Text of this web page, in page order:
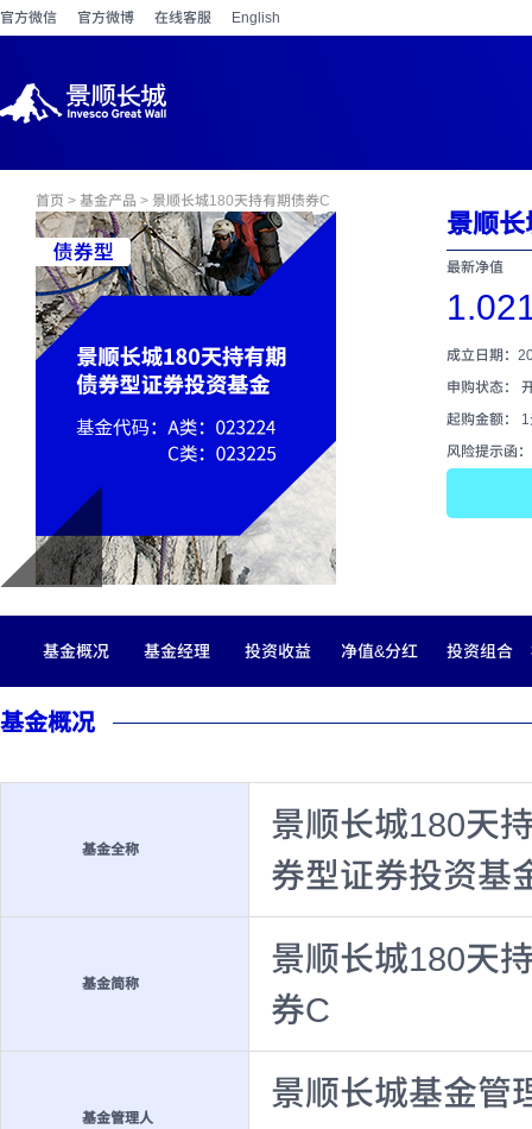
官方微信 官方微博 在线客服 English
首页 > 基金产品 > 景顺长城180天持有期债券C
景顺长
最新净值
成立日期：
申购状态：
起购金额：
风险提示函：
基金概况 基金经理 投资收益 净值&分红 投资组合
基金概况
基金全称
景顺长城180天
券型证券投资基
基金简称
景顺长城180天
券C
基金管理人
景顺长城基金管